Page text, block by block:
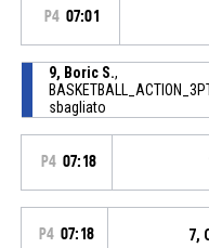
P4 07:01
9, Boric S.,
sbagliato
P4 07:18
P4 07:18 7,